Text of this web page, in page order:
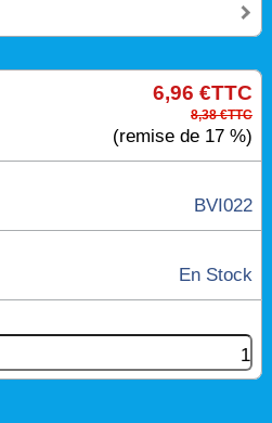
6,96 €TTC
8,38 €TTC
(remise de 17 %)
BVI022
En Stock